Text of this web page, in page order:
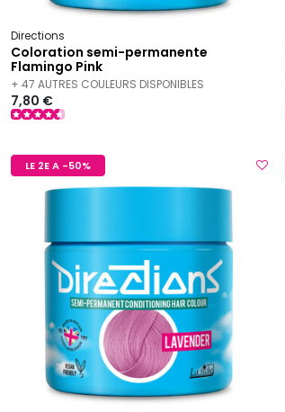
Directions
Coloration semi-permanente
Flamingo Pink
+ 47 AUTRES COULEURS DISPONIBLES
7,80 €
LE 2E A -50%